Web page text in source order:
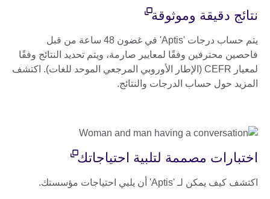
نتائج دقيقة وموثوقة
يتم حساب درجات 'Aptis' في غضون 48 ساعة من قبل
فاحصين محترفين وفقًا لمعايير صارمة، ويتم تحديد النتائج وفقًا
لمعيار CEFR (الإطار الأوروبي المرجعي الموحد للغات). اكتشف
المزيد حول حساب الدرجات والنتائج.
اختبارات مصممة لتلبية احتياجاتك
اكتشف كيف يمكن لـ 'Aptis' أن يلبي احتياجات مؤسستك.